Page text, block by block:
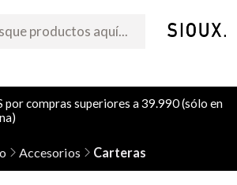
por compras superiores a 39.990 (sólo en
Accesorios Carteras